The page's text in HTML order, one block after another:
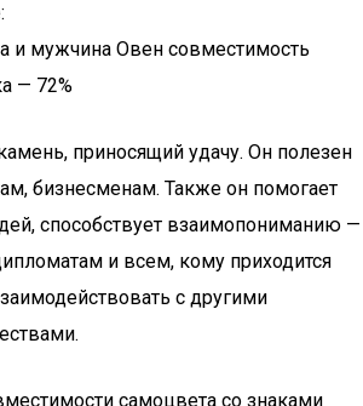
мужчина Овен совместимость
— 72%
приносящий удачу. Он полезен
бизнесменам. Также он помогает
способствует взаимопониманию —
и всем, кому приходится
с другими
самоцвета со знаками